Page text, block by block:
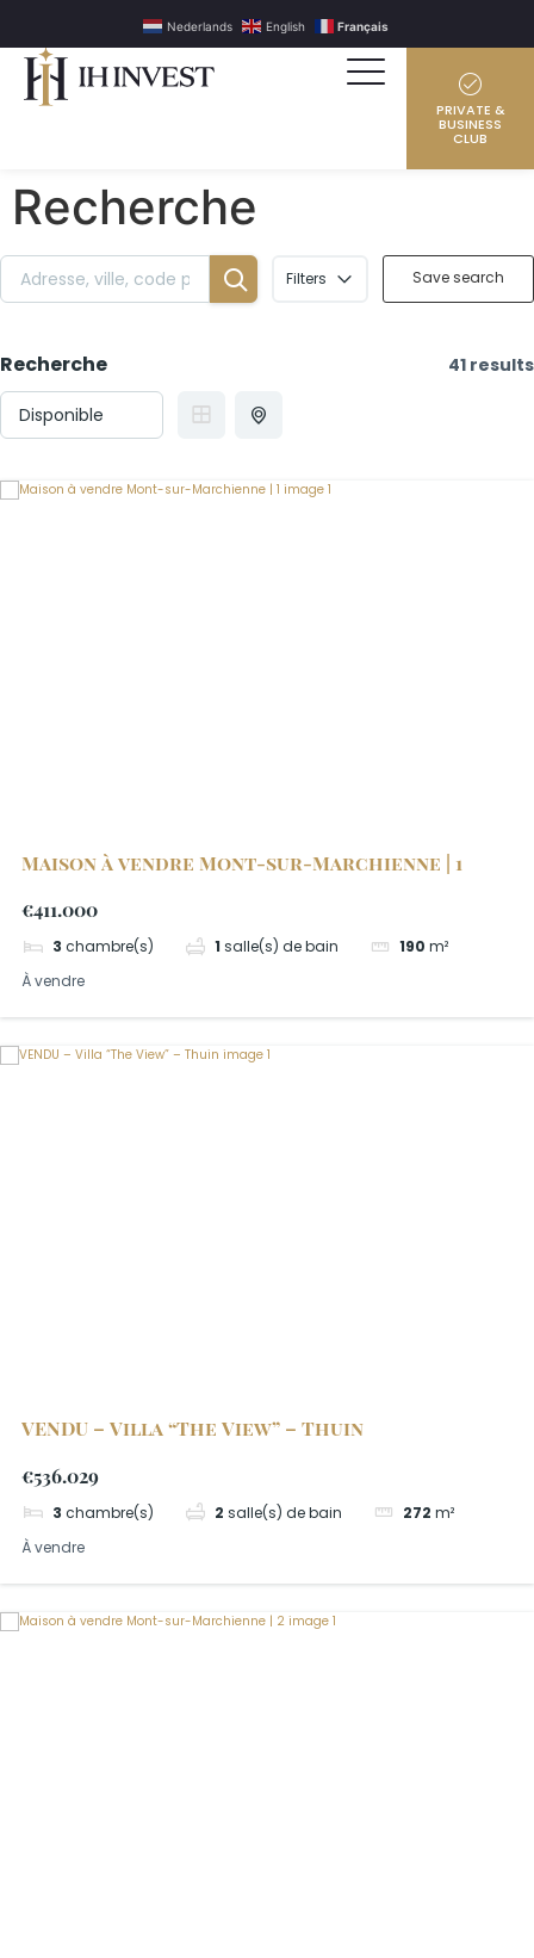
Nederlands English Français
PRIVATE &
BUSINESS
CLUB
Recherche
Filters Save search
Recherche 41 results
Maison à vendre Mont-sur-Marchienne | 1
€411.000
3 chambre(s) 1 salle(s) de bain 190 m²
À vendre
VENDU – Villa “The View” – Thuin
€536.029
3 chambre(s) 2 salle(s) de bain 272 m²
À vendre